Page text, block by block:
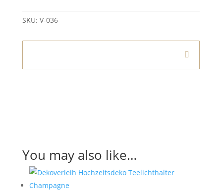
SKU: V-036
You may also like…